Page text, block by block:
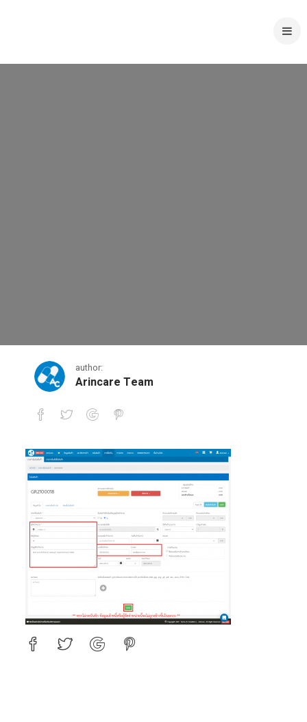
2-4 author:
Arincare Team
2-4